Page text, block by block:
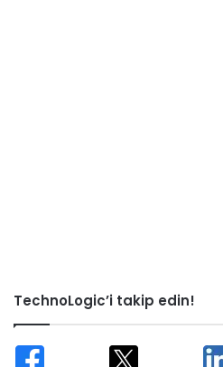
TechnoLogic’i takip edin!